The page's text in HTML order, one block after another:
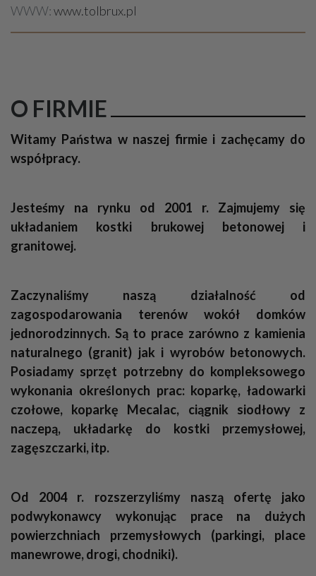
WWW:www.tolbrux.pl
O FIRMIE
Witamy Państwa w naszej firmie i zachęcamy do
współpracy.
Jesteśmy na rynku od 2001 r. Zajmujemy się
układaniem kostki brukowej betonowej i
granitowej.
Zaczynaliśmy naszą działalność od
zagospodarowania terenów wokół domków
jednorodzinnych. Są to prace zarówno z kamienia
naturalnego (granit) jak i wyrobów betonowych.
Posiadamy sprzęt potrzebny do kompleksowego
wykonania określonych prac: koparkę, ładowarki
czołowe, koparkę Mecalac, ciągnik siodłowy z
naczepą, układarkę do kostki przemysłowej,
zagęszczarki, itp.
Od 2004 r. rozszerzyliśmy naszą ofertę jako
podwykonawcy wykonując prace na dużych
powierzchniach przemysłowych (parkingi, place
manewrowe, drogi, chodniki).